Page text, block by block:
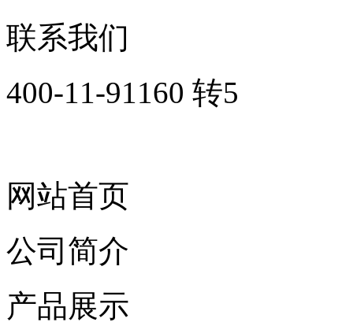
联系我们
400-11-91160 转5
网站首页
公司简介
产品展示